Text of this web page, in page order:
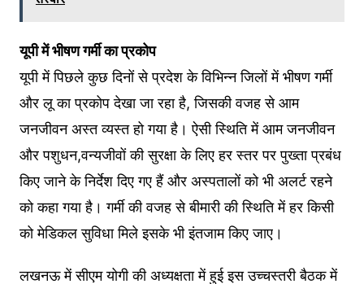
यूपी में भीषण गर्मी का प्रकोप
यूपी में पिछले कुछ दिनों से प्रदेश के विभिन्न जिलों में भीषण गर्मी
और लू का प्रकोप देखा जा रहा है, जिसकी वजह से आम
जनजीवन अस्त व्यस्त हो गया है। ऐसी स्थिति में आम जनजीवन
और पशुधन,वन्यजीवों की सुरक्षा के लिए हर स्तर पर पुख्ता प्रबंध
किए जाने के निर्देश दिए गए हैं और अस्पतालों को भी अलर्ट रहने
को कहा गया है। गर्मी की वजह से बीमारी की स्थिति में हर किसी
को मेडिकल सुविधा मिले इसके भी इंतजाम किए जाए।
लखनऊ में सीएम योगी की अध्यक्षता में हुई इस उच्चस्तरी बैठक में